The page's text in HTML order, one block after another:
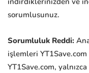
sorumlusunuz.
Sorumluluk Reddi:
işlemleri YT1Save.com
YT1Save.com,